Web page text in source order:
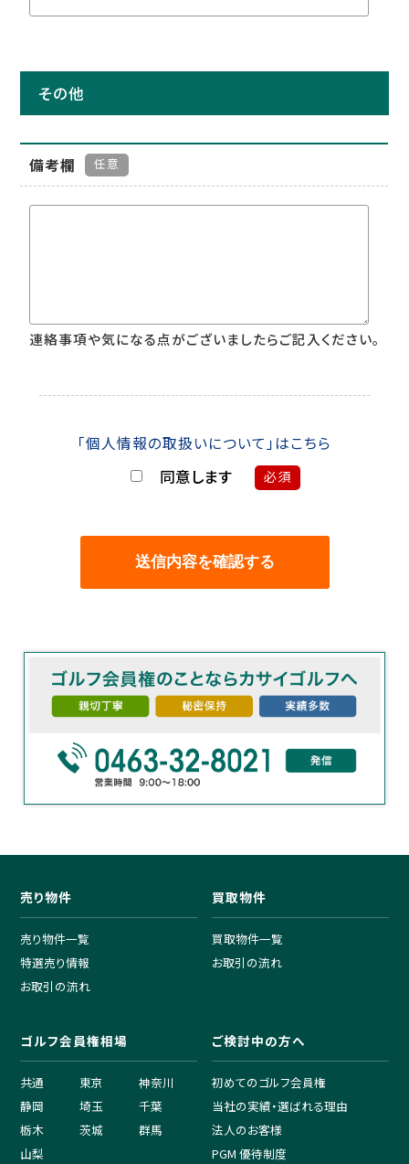
その他
備考欄 任意
連絡事項や気になる点がございましたらご記入ください。
「個人情報の取扱いについて」はこちら
同意します 必須
売り物件
売り物件一覧
特選売り情報
お取引の流れ
買取物件
買取物件一覧
お取引の流れ
ゴルフ会員権相場
共通 東京
神奈川
静岡
埼玉
千葉
栃木
茨城
群馬
山梨
ご検討中の方へ
初めてのゴルフ会員権
当社の実績・選ばれる理由
法人のお客様
PGM 優待制度